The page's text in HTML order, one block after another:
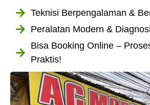
Teknisi Berpengalaman &
Peralatan Modern &
Bisa Booking Online –
Praktis!